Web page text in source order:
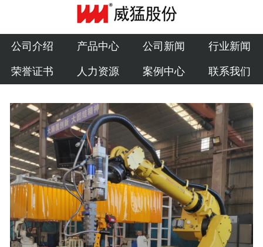
公司介绍
产品中心
公司新闻
行业新闻
荣誉证书
人力资源
案例中心
联系我们
公司介绍 产品中心 公司新闻 行业新闻
荣誉证书 人力资源 案例中心 联系我们